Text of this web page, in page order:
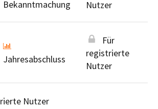
Bekanntmachung
Nutzer
Jahresabschluss
Für
registrierte
Nutzer
Nutzer